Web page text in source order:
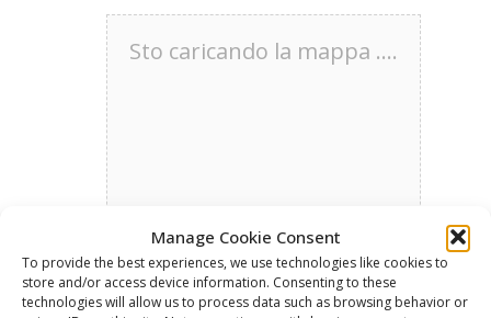
Manage Cookie Consent
To provide the best experiences, we use technologies like cookies to
store and/or access device information. Consenting to these
technologies will allow us to process data such as browsing behavior or
Sto caricando la mappa ....